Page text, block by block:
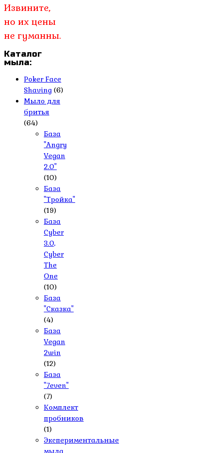
Извините,
но их цены
не гуманны.
Каталог
мыла:
Poker Face
Shaving (6)
Мыло для
бритья
(64)
База
"Angry
Vegan
2.0"
(10)
База
"Тройка"
(19)
База
Cyber
3.0,
Cyber
The
One
(10)
База
"Сказка"
(4)
База
Vegan
2win
(12)
База
"7even"
(7)
Комплект
пробников
(1)
Экспериментальные
мыла